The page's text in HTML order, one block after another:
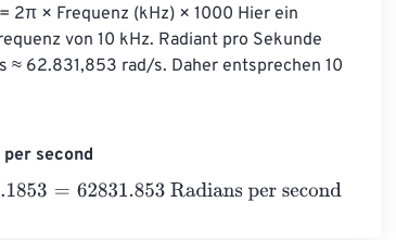
2π × Frequenz (kHz) × 1000 Hier ein
von 10 kHz. Radiant pro Sekunde
62.831,853 rad/s. Daher entsprechen 10
second
Radians per second